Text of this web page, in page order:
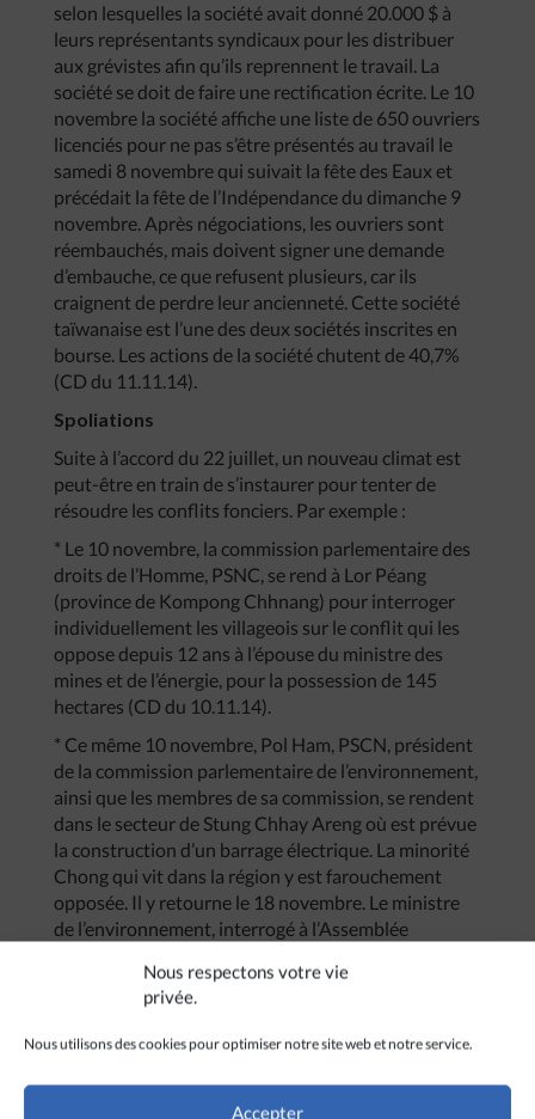
Nous respectons votre vie
privée.
Nous utilisons des cookies pour optimiser notre site web et notre service.
Accepter
selon lesquelles la société avait donné 20.000 $ à
leurs représentants syndicaux pour les distribuer
aux grévistes afin qu’ils reprennent le travail. La
société se doit de faire une rectification écrite. Le 10
novembre la société affiche une liste de 650 ouvriers
licenciés pour ne pas s’être présentés au travail le
samedi 8 novembre qui suivait la fête des Eaux et
précédait la fête de l’Indépendance du dimanche 9
novembre. Après négociations, les ouvriers sont
réembauchés, mais doivent signer une demande
d’embauche, ce que refusent plusieurs, car ils
craignent de perdre leur ancienneté. Cette société
taïwanaise est l’une des deux sociétés inscrites en
bourse. Les actions de la société chutent de 40,7%
(CD du 11.11.14).
Spoliations
Suite à l’accord du 22 juillet, un nouveau climat est
peut-être en train de s’instaurer pour tenter de
résoudre les conflits fonciers. Par exemple :
* Le 10 novembre, la commission parlementaire des
droits de l’Homme, PSNC, se rend à Lor Péang
(province de Kompong Chhnang) pour interroger
individuellement les villageois sur le conflit qui les
oppose depuis 12 ans à l’épouse du ministre des
mines et de l’énergie, pour la possession de 145
hectares (CD du 10.11.14).
* Ce même 10 novembre, Pol Ham, PSCN, président
de la commission parlementaire de l’environnement,
ainsi que les membres de sa commission, se rendent
dans le secteur de Stung Chhay Areng où est prévue
la construction d’un barrage électrique. La minorité
Chong qui vit dans la région y est farouchement
opposée. Il y retourne le 18 novembre. Le ministre
de l’environnement, interrogé à l’Assemblée
* Le 27 novembre, Hun Sinath, sœur de Hun Sen,
d’Etat au ministère des relations de l’Assemblée